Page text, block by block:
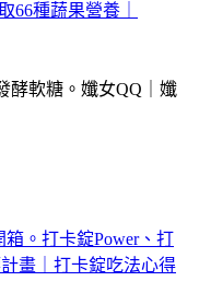
66種蔬果營養｜
。打卡錠Power、打
畫｜打卡錠吃法心得